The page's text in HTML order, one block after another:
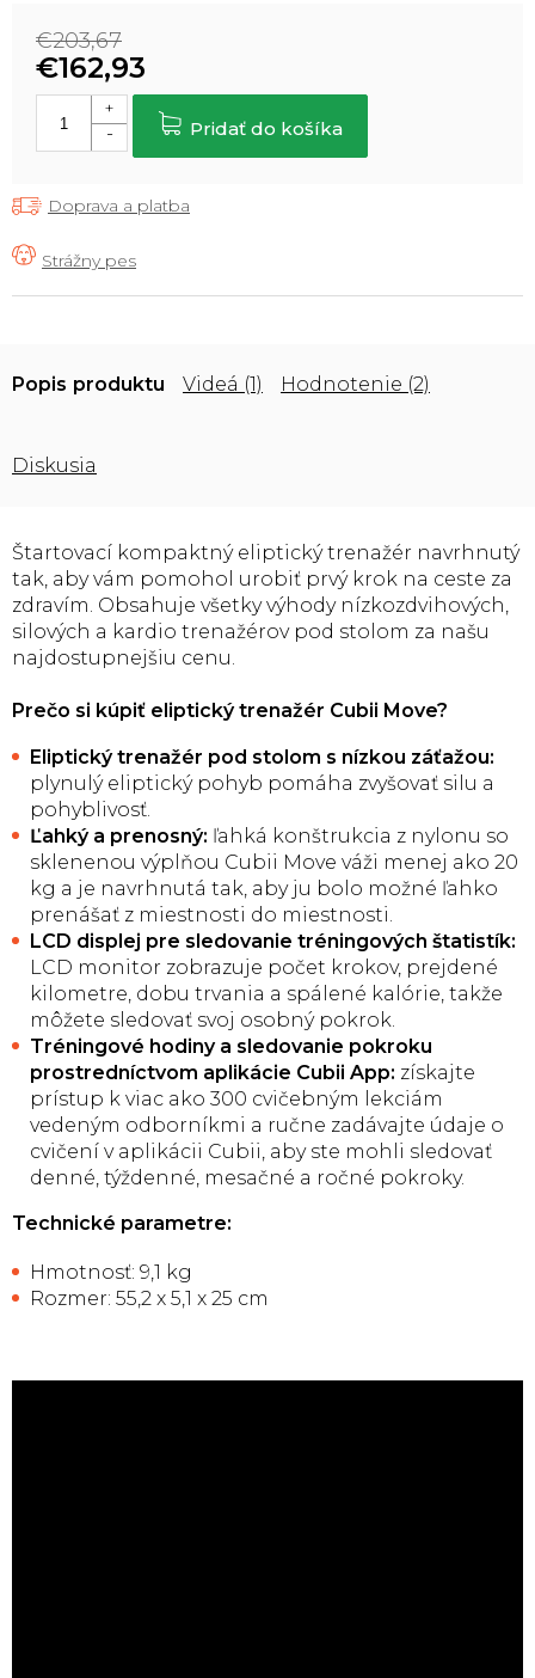
€203,67
€162,93
Jednotková
cena:
Pridať do košíka
Doprava a platba
Popis Videá (1) Hodnotenie (2)
Diskusia
Štartovací kompaktný eliptický trenažér navrhnutý
tak, aby vám pomohol urobiť prvý krok na ceste za
zdravím. Obsahuje všetky výhody nízkozdvihových,
silových a kardio trenažérov pod stolom za našu
najdostupnejšiu cenu.
Prečo si kúpiť eliptický trenažér Cubii Move?
Eliptický trenažér pod stolom s nízkou záťažou:
plynulý eliptický pohyb pomáha zvyšovať silu a
pohyblivosť.
Ľahký a prenosný: ľahká konštrukcia z nylonu so
sklenenou výplňou Cubii Move váži menej ako 20
kg a je navrhnutá tak, aby ju bolo možné ľahko
prenášať z miestnosti do miestnosti.
LCD displej pre sledovanie tréningových štatistík:
LCD monitor zobrazuje počet krokov, prejdené
kilometre, dobu trvania a spálené kalórie, takže
môžete sledovať svoj osobný pokrok.
Tréningové hodiny a sledovanie pokroku
prostredníctvom aplikácie Cubii App: získajte
prístup k viac ako 300 cvičebným lekciám
vedeným odborníkmi a ručne zadávajte údaje o
cvičení v aplikácii Cubii, aby ste mohli sledovať
denné, týždenné, mesačné a ročné pokroky.
Technické parametre:
Hmotnosť: 9,1 kg
Rozmer: 55,2 x 5,1 x 25 cm